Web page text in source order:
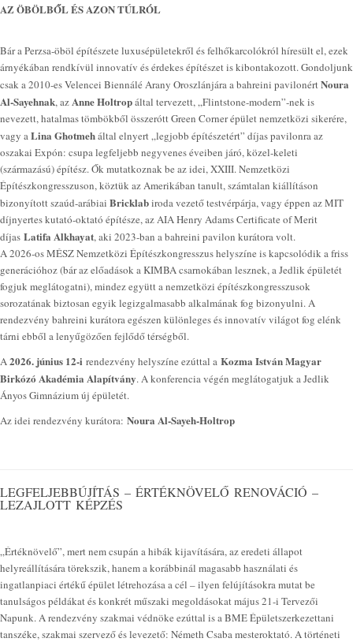
AZ ÖBÖLBŐL ÉS AZON TÚLRÓL
Bár a Perzsa-öböl építészete luxusépületekről és felhőkarcolókról híresült el, ezek
árnyékában rendkívül innovatív és érdekes építészet is kibontakozott. Gondoljunk
csak a 2010-es Velencei Biennálé Arany Oroszlánjára a bahreini pavilonértNoura
Al-Sayehnak, azAnne Holtropáltal tervezett, „Flintstone-modern”-nek is
nevezett, hatalmas tömbökből összerótt Green Corner épület nemzetközi sikerére,
vagy aLina Ghotmeháltal elnyert „legjobb építészetért” díjas pavilonra az
oszakai Expón: csupa legfeljebb negyvenes éveiben járó, közel-keleti
(származású) építész. Ők mutatkoznak be az idei, XXIII. Nemzetközi
Építészkongresszuson, köztük az Amerikában tanult, számtalan kiállításon
bizonyított szaúd-arábiai Bricklabiroda vezető testvérpárja, vagy éppen az MIT
díjnyertes kutató-oktató építésze, az AIA Henry Adams Certificate of Merit
díjas Latifa Alkhayat, aki 2023-ban a bahreini pavilon kurátora volt.
A 2026-os MÉSZ Nemzetközi Építészkongresszus helyszíne is kapcsolódik a friss
generációhoz (bár az előadások a KIMBA csarnokában lesznek, a Jedlik épületét
fogjuk meglátogatni), mindez együtt a nemzetközi építészkongresszusok
sorozatának biztosan egyik legizgalmasabb alkalmának fog bizonyulni. A
rendezvény bahreini kurátora egészen különleges és innovatív világot fog elénk
tárni ebből a lenyűgözően fejlődő térségből.
A2026. június 12-i rendezvény helyszíne ezúttal a Kozma István Magyar
Birkózó Akadémia Alapítvány. A konferencia végén meglátogatjuk a Jedlik
Ányos Gimnázium új épületét.
Az idei rendezvény kurátora: Noura Al-Sayeh-Holtrop
LEGFELJEBBÚJÍTÁS – ÉRTÉKNÖVELŐ RENOVÁCIÓ –
LEZAJLOTT KÉPZÉS
„Értéknövelő”, mert nem csupán a hibák kijavítására, az eredeti állapot
helyreállítására törekszik, hanem a korábbinál magasabb használati és
ingatlanpiaci értékű épület létrehozása a cél – ilyen felújításokra mutat be
tanulságos példákat és konkrét műszaki megoldásokat május 21-i Tervezői
Napunk. A rendezvény szakmai védnöke ezúttal is a BME Épületszerkezettani
tanszéke, szakmai szervező és levezető: Németh Csaba mesteroktató. A történeti